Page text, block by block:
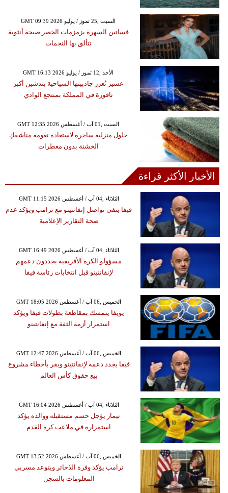
GMT 09:39 2026 السبت ,25 تموز / يوليو
فساتين السهرة بزمزمات الخصر صيحة أنثوية
تتألق بها النجمات
GMT 16:13 2026 الأحد ,12 تموز / يوليو
عسير تُعزز جاذبيتها السياحية بتدشين أكبر
نافورة في المملكة بمنتجع الوادي
GMT 12:35 2026 السبت ,01 آب / أغسطس
حلول منزلية ساحرة لاستعادة نعومة مناشفكِ
الخشنة بدون معطرات
الأخبار الأكثر قراءة
GMT 11:15 2026 الثلاثاء ,04 آب / أغسطس
فيفا ينفي تواصل إنفانتينو مع ترامب ويؤكد عدم
صحة التقارير الإعلامية
GMT 16:49 2026 الثلاثاء ,04 آب / أغسطس
مسؤولو الكرة الأفريقية يجددون دعمهم
لإنفانتينو قبل انتخابات رئاسة فيفا
GMT 18:05 2026 الخميس ,06 آب / أغسطس
يويفا يتمسك بمقاطعة بطولات فيفا ويؤكد
استمرار أزمة الثقة مع إنفانتينو
GMT 12:47 2026 الخميس ,06 آب / أغسطس
فيفا يجدد دعمه لإنفانتينو ويقر بأخطاء مشروع
بيع حقوق كأس العالم
GMT 16:04 2026 الثلاثاء ,04 آب / أغسطس
نيمار يؤجل حسم مستقبله ووالده يؤكد
استمراره في ملاعب كرة القدم
GMT 13:52 2026 الخميس ,06 آب / أغسطس
ترامب يؤكد وفرة الذخائر ويتوعد مسربي
المعلومات بالسجن